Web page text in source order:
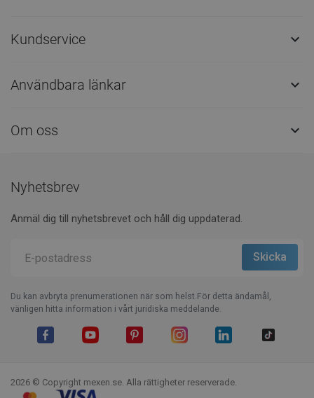
Kundservice 
Användbara länkar 
Om oss 
Nyhetsbrev
Anmäl dig till nyhetsbrevet och håll dig uppdaterad.
Du kan avbryta prenumerationen när som helst.För detta ändamål,
vänligen hitta information i vårt juridiska meddelande.
2026 © Copyright mexen.se. Alla rättigheter reserverade.